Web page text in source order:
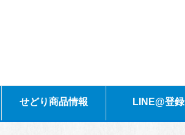
せどり商品情報 LINE@登録